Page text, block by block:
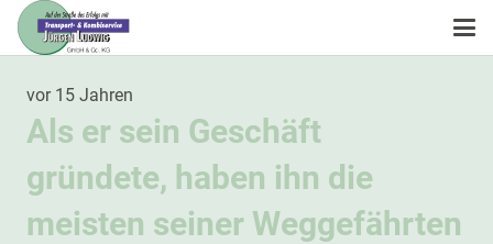
vor 15 Jahren
Als er sein Geschäft
gründete, haben ihn die
meisten seiner Weggefährten